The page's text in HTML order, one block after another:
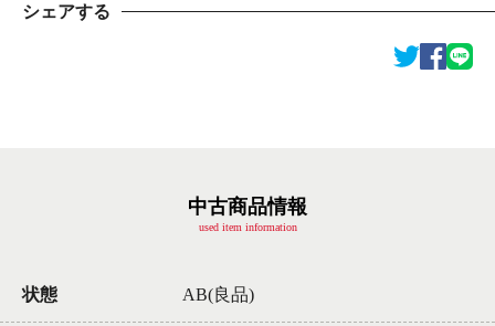
シェアする
中古商品情報
used item information
状態 AB(良品)